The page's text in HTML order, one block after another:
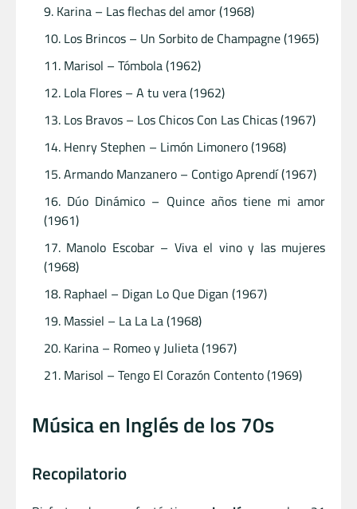
Karina – Las flechas del amor (1968)
Los Brincos – Un Sorbito de Champagne (1965)
Marisol – Tómbola (1962)
Lola Flores – A tu vera (1962)
Los Bravos – Los Chicos Con Las Chicas (1967)
Henry Stephen – Limón Limonero (1968)
Armando Manzanero – Contigo Aprendí (1967)
Dúo Dinámico – Quince años tiene mi amor
(1961)
Manolo Escobar – Viva el vino y las mujeres
(1968)
Raphael – Digan Lo Que Digan (1967)
Massiel – La La La (1968)
Karina – Romeo y Julieta (1967)
Marisol – Tengo El Corazón Contento (1969)
Música en Inglés de los 70s
Recopilatorio